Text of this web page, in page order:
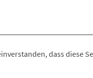
dass diese